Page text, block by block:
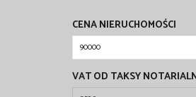
CENA NIERUCHOMOŚCI
VAT OD TAKSY